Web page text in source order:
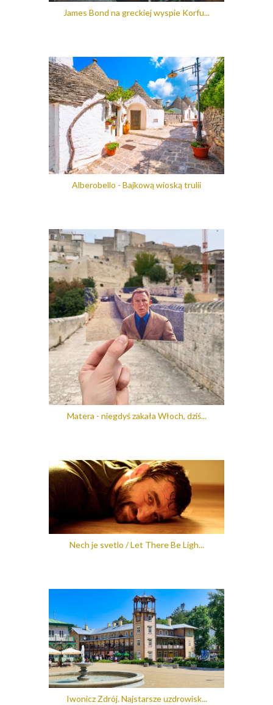
James Bond na greckiej wyspie Korfu...
Alberobello - Bajkową wioską trulii
Matera - niegdyś zakała Włoch, dziś...
Nech je svetlo / Let There Be Ligh...
Iwonicz Zdrój. Najstarsze uzdrowisk...